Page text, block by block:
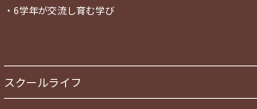
・ 6学年が交流し育む学び
スクールライフ